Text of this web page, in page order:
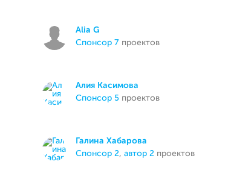
Alia G
спонсор 7 проектов
Алия Касимова
спонсор 5 проектов
Галина Хабарова
спонсор 2,автор 2 проектов